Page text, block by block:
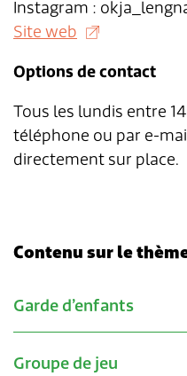
Instagram :
Site web
Options de contact
Tous les lundis entre
téléphone ou par e-
directement sur place.
Verwandte Inhalte
Contenu sur le
Garde d’enfants
Groupe de jeu